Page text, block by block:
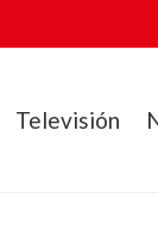
Televisión